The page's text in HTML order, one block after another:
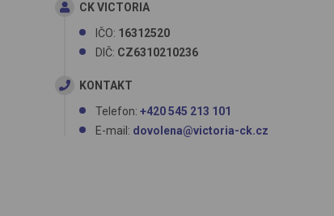
CK VICTORIA
IČO: 16312520
DIČ: CZ6310210236
KONTAKT
Telefon: +420 545 213 101
E-mail: dovolena@victoria-ck.cz